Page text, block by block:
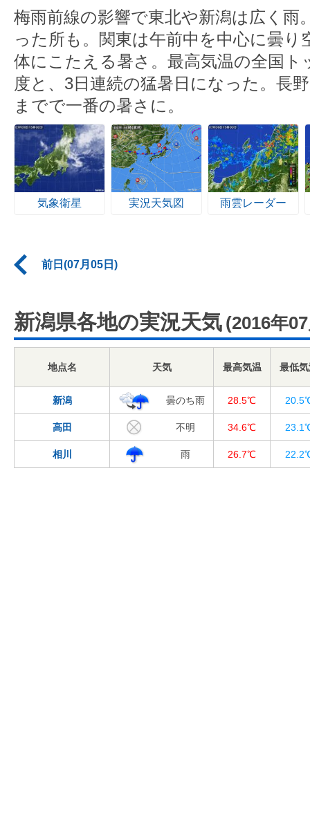
梅雨前線の影響で東北や新潟は広く雨
った所も。関東は午前中を中心に曇り
体にこたえる暑さ。最高気温の全国ト
度と、3日連続の猛暑日になった。長
までで一番の暑さに。
気象衛星 実況天気図 雨雲レーダー
前日(07月05日)
新潟県各地の実況天気 (2016年
地点名 天気 最高気温 最低
新潟 曇のち雨 28.5℃
高田 不明 34.6℃
相川 雨 26.7℃